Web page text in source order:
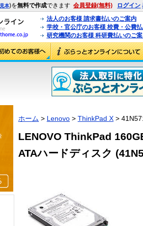
見本)を無料で作成できます 会員登録(無料) ログイン
法人のお客様 請求書払いのご案内
学校・官公庁のお客様 校費・公費
研究機関のお客様 科研費払いのご
ホーム > Lenovo > ThinkPad X >
LENOVO ThinkPad
ATAハードディスク